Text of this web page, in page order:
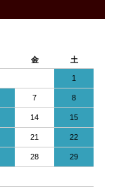
金 土
1
7 8
14 15
21 22
28 29